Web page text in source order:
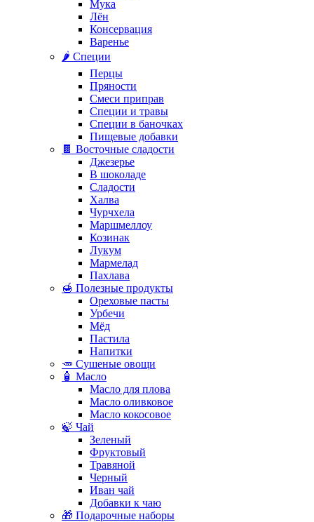
Мука
Лён
Консервация
Варенье
🌶️ Специи
Перцы
Пряности
Смеси приправ
Специи и травы
Специи в баночках
Пищевые добавки
🍫 Восточные сладости
Джезерье
В шоколаде
Сладости
Халва
Чурчхела
Маршмеллоу
Козинак
Лукум
Мармелад
Пахлава
🍯 Полезные продукты
Ореховые пасты
Урбечи
Мёд
Пастила
Напитки
🥕 Сушеные овощи
🧴 Масло
Масло для плова
Масло оливковое
Масло кокосовое
🍃 Чай
Зеленый
Фруктовый
Травяной
Черный
Иван чай
Добавки к чаю
🎁 Подарочные наборы